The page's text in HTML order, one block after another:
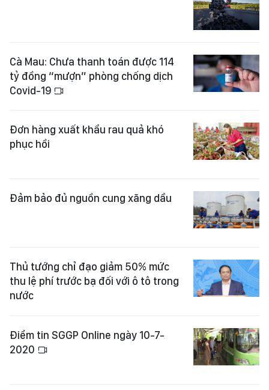
Cà Mau: Chưa thanh toán được 114
tỷ đồng “mượn” phòng chống dịch
Covid-19
Đơn hàng xuất khẩu rau quả khó
phục hồi
Đảm bảo đủ nguồn cung xăng dầu
Thủ tướng chỉ đạo giảm 50% mức
thu lệ phí trước bạ đối với ô tô trong
nước
Điểm tin SGGP Online ngày 10-7-
2020